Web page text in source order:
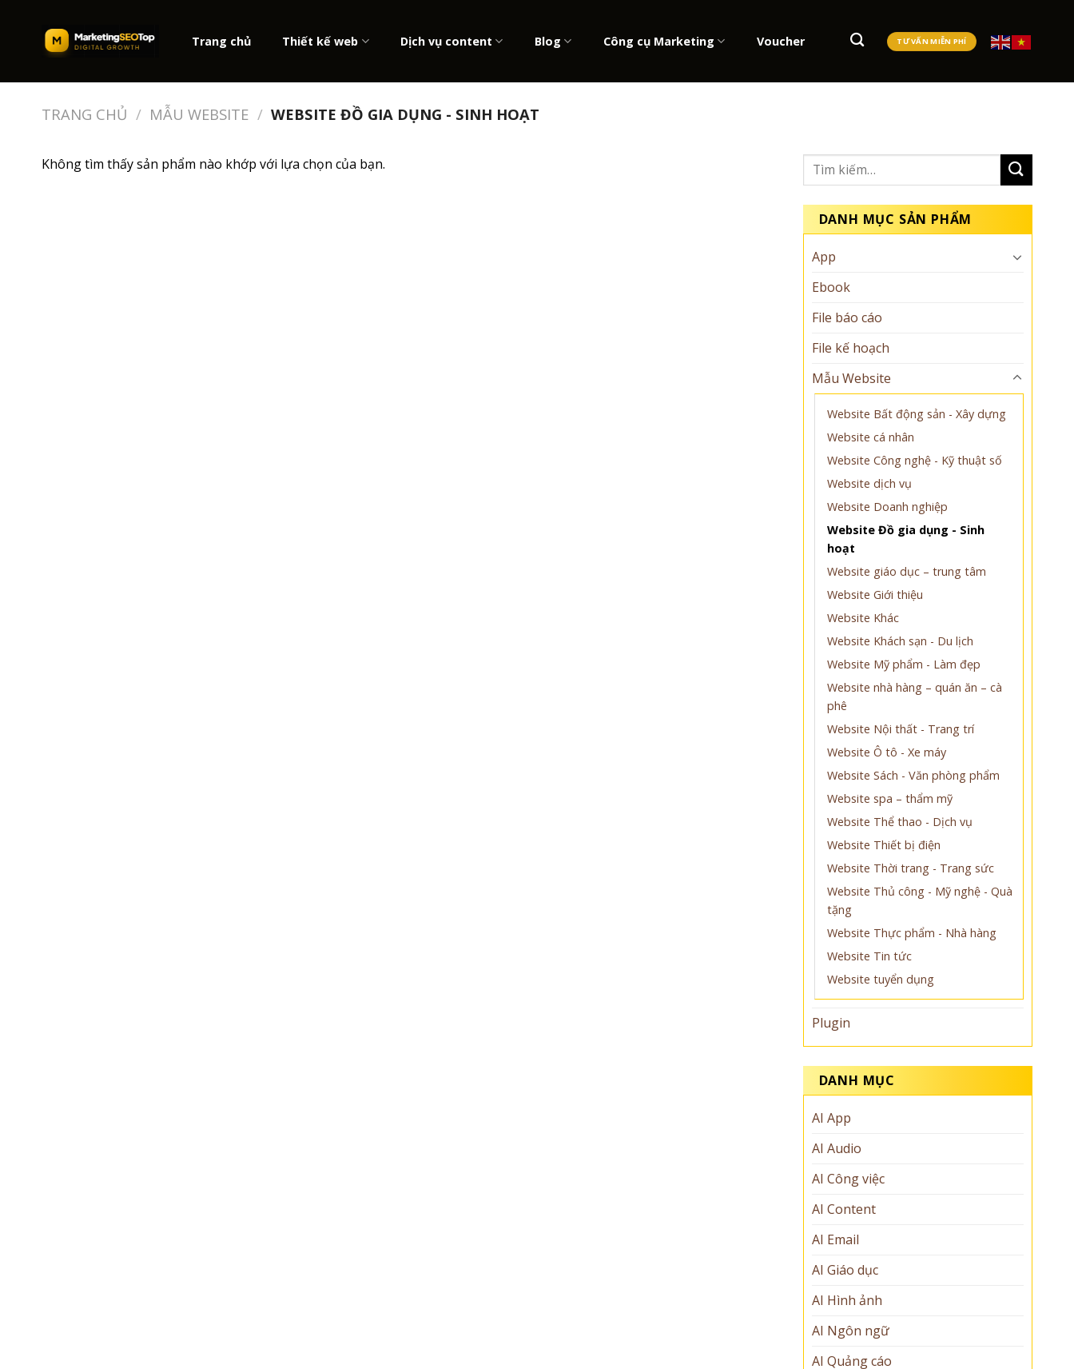
content
Trang chủ Thiết kế web Dịch vụ content Blog Công cụ Marketing Voucher TƯ VẤN MIỄN PHÍ
TRANG CHỦ / MẪU WEBSITE / WEBSITE ĐỒ GIA DỤNG - SINH HOẠT
Không tìm thấy sản phẩm nào khớp với lựa chọn của bạn.
DANH MỤC SẢN PHẨM
App
Ebook
File báo cáo
File kế hoạch
Mẫu Website
Website Bất động sản - Xây dựng
Website cá nhân
Website Công nghệ - Kỹ thuật số
Website dịch vụ
Website Doanh nghiệp
Website Đồ gia dụng - Sinh
hoạt
Website giáo dục – trung tâm
Website Giới thiệu
Website Khác
Website Khách sạn - Du lịch
Website Mỹ phẩm - Làm đẹp
Website nhà hàng – quán ăn – cà
phê
Website Nội thất - Trang trí
Website Ô tô - Xe máy
Website Sách - Văn phòng phẩm
Website spa – thẩm mỹ
Website Thể thao - Dịch vụ
Website Thiết bị điện
Website Thời trang - Trang sức
Website Thủ công - Mỹ nghệ - Quà
tặng
Website Thực phẩm - Nhà hàng
Website Tin tức
Website tuyển dụng
Plugin
DANH MỤC
AI App
AI Audio
AI Công việc
AI Content
AI Email
AI Giáo dục
AI Hình ảnh
AI Ngôn ngữ
AI Quảng cáo